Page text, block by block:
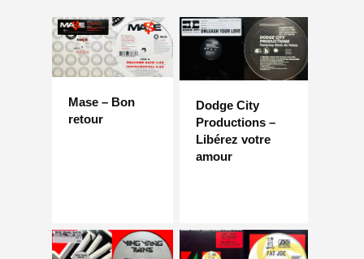
Mase – Bon
retour
Dodge City
Productions –
Libérez votre
amour